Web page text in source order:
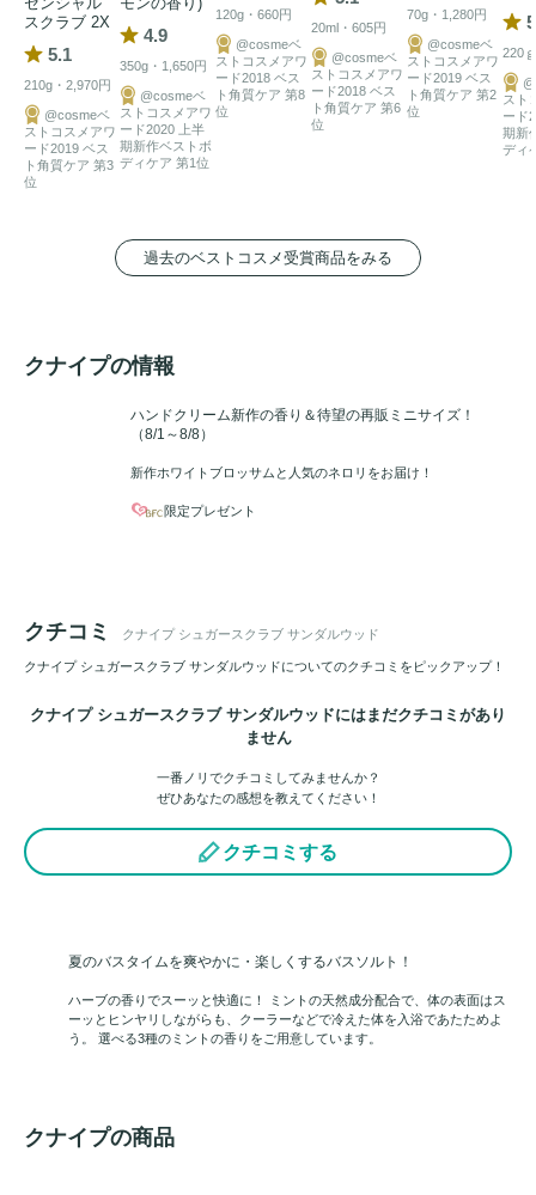
スクラブ 2X
5.1
210g・2,970円
@cosmeベ
ストコスメアワ
ード2019 ベス
ト角質ケア 第3
位
4.9
350g・1,650円
@cosmeベ
ストコスメアワ
ード2020 上半
期新作ベストボ
ディケア 第1位
120g・660円
@cosmeベ
ストコスメアワ
ード2018 ベス
ト角質ケア 第8
位
20ml・605円
@cosmeベ
ストコスメアワ
ード2018 ベス
ト角質ケア 第6
位
70g・1,280円
@cosmeベ
ストコスメアワ
ード2019 ベス
ト角質ケア 第2
位
220
スト
ード
期新
ディ
過去のベストコスメ受賞商品をみる
クナイプの情報
ハンドクリーム新作の香り＆待望の再販ミニサイズ！
（8/1～8/8）
新作ホワイトブロッサムと人気のネロリをお届け！
限定プレゼント
クチコミ クナイプ シュガースクラブ サンダルウッド
クナイプ シュガースクラブ サンダルウッドについてのクチコミをピックアップ！
クナイプ シュガースクラブ サンダルウッドにはまだクチコミがあり
ません
一番ノリでクチコミしてみませんか？
ぜひあなたの感想を教えてください！
クチコミする
夏のバスタイムを爽やかに・楽しくするバスソルト！
ハーブの香りでスーッと快適に！ ミントの天然成分配合で、体の表面はス
ーッとヒンヤリしながらも、クーラーなどで冷えた体を入浴であたためよ
う。 選べる3種のミントの香りをご用意しています。
クナイプの商品